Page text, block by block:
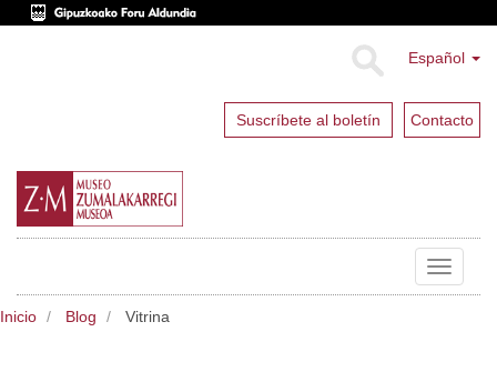
Español
Suscríbete al boletín Contacto
Toggle
Inicio Blog Vitrina